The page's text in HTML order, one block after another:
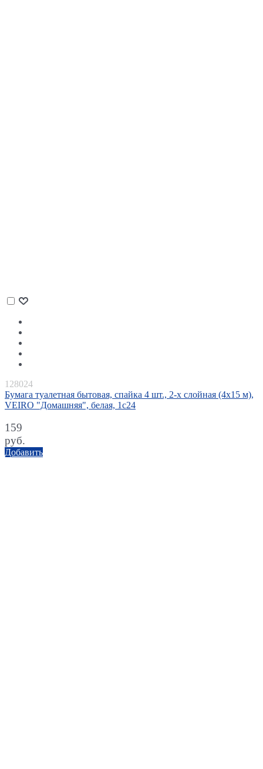
128024
Бумага туалетная бытовая, спайка 4 шт., 2-х слойная (4х15 м),
VEIRO "Домашняя", белая, 1с24
159
руб.
Добавить